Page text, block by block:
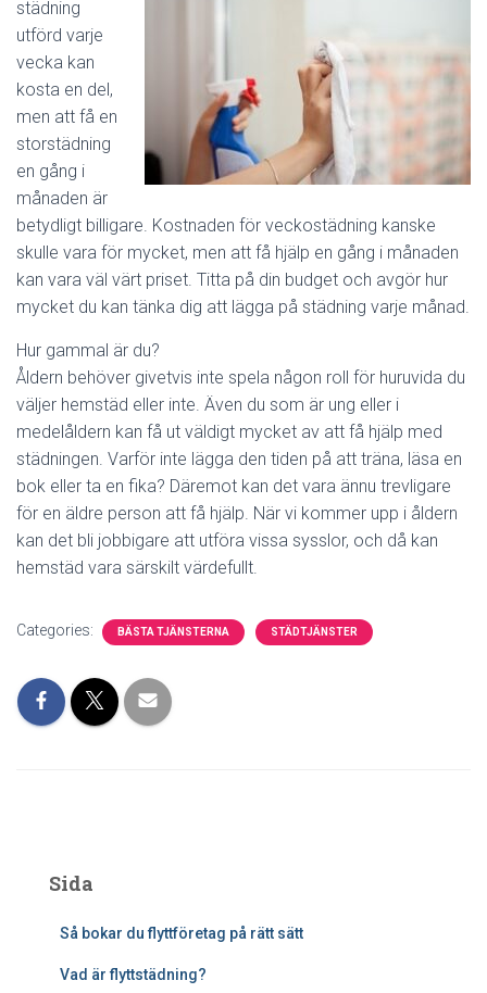
städning
utförd varje
vecka kan
kosta en del,
men att få en
storstädning
en gång i
månaden är
betydligt billigare. Kostnaden för veckostädning kanske
skulle vara för mycket, men att få hjälp en gång i månaden
kan vara väl värt priset. Titta på din budget och avgör hur
mycket du kan tänka dig att lägga på städning varje månad.
Hur gammal är du?
Åldern behöver givetvis inte spela någon roll för huruvida du
väljer hemstäd eller inte. Även du som är ung eller i
medelåldern kan få ut väldigt mycket av att få hjälp med
städningen. Varför inte lägga den tiden på att träna, läsa en
bok eller ta en fika? Däremot kan det vara ännu trevligare
för en äldre person att få hjälp. När vi kommer upp i åldern
kan det bli jobbigare att utföra vissa sysslor, och då kan
hemstäd vara särskilt värdefullt.
Categories: BÄSTA TJÄNSTERNA STÄDTJÄNSTER
Sida
Så bokar du flyttföretag på rätt sätt
Vad är flyttstädning?